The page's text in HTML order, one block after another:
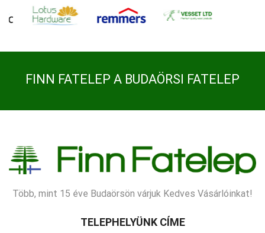
FINN FATELEP A BUDAÖRSI FATELEP
Több, mint 15 éve Budaörsön várjuk Kedves Vásárlóinkat!
TELEPHELYÜNK CÍME